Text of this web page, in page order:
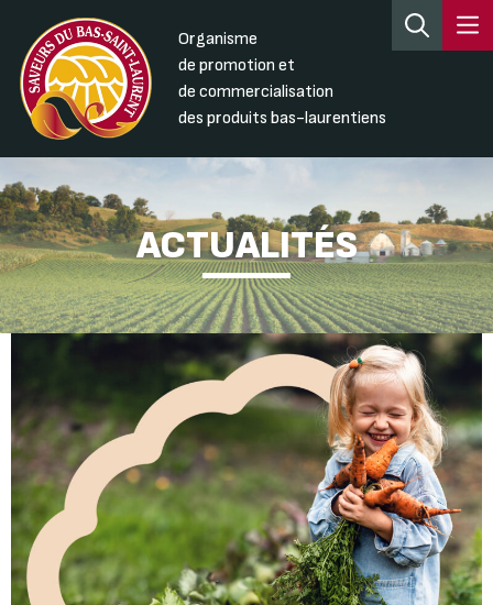
Organisme
de promotion et
de commercialisation
des produits bas-laurentiens
ACTUALITÉS